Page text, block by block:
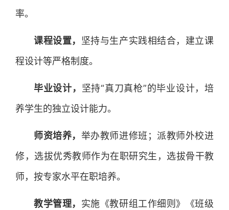
率。
课程设置，
坚持与生产实践相结合，建立课
程设计等严格制度。
毕业设计，
坚持“真刀真枪”的毕业设计，培
养学生的独立设计能力。
师资培养， 举办教师进修班；派教师外校进
修，选拔优秀教师作为在职研究生，选拔骨干教
师，按专家水平在职培养。
教学管理， 实施《教研组工作细则》《班级